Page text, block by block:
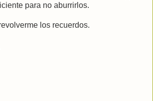
para no aburrirlos.
los recuerdos.